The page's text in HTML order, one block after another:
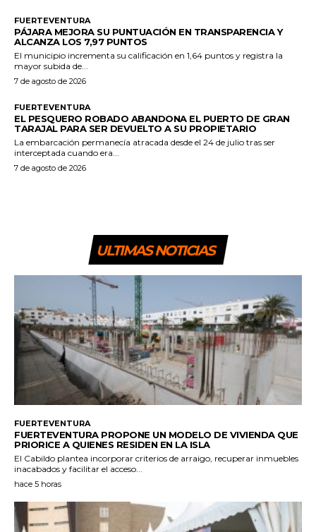
FUERTEVENTURA
PÁJARA MEJORA SU PUNTUACIÓN EN TRANSPARENCIA Y
ALCANZA LOS 7,97 PUNTOS
El municipio incrementa su calificación en 1,64 puntos y registra la
mayor subida de...
7 de agosto de 2026
FUERTEVENTURA
EL PESQUERO ROBADO ABANDONA EL PUERTO DE GRAN
TARAJAL PARA SER DEVUELTO A SU PROPIETARIO
La embarcación permanecía atracada desde el 24 de julio tras ser
interceptada cuando era...
7 de agosto de 2026
ULTIMAS NOTICIAS
FUERTEVENTURA
FUERTEVENTURA PROPONE UN MODELO DE VIVIENDA QUE
PRIORICE A QUIENES RESIDEN EN LA ISLA
El Cabildo plantea incorporar criterios de arraigo, recuperar inmuebles
inacabados y facilitar el acceso...
hace 5 horas